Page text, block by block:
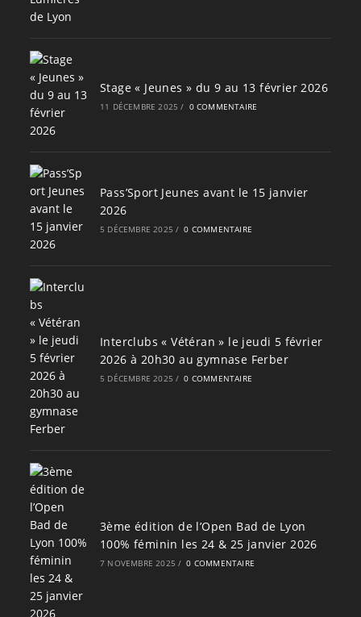
Stage « Jeunes » du 9 au 13 février 2026
11 DÉCEMBRE 2025 / 0 COMMENTAIRE
Pass’Sport Jeunes avant le 15 janvier
2026
5 DÉCEMBRE 2025 / 0 COMMENTAIRE
Interclubs « Vétéran » le jeudi 5 février
2026 à 20h30 au gymnase Ferber
5 DÉCEMBRE 2025 / 0 COMMENTAIRE
3ème édition de l’Open Bad de Lyon
100% féminin les 24 & 25 janvier 2026
7 NOVEMBRE 2025 / 0 COMMENTAIRE